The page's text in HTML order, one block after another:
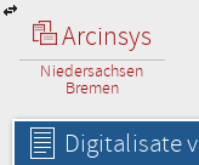
Arcinsys
Niedersachsen
Bremen
Digitalisate